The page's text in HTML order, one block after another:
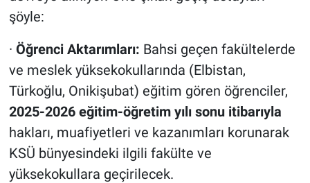
şöyle:
· Öğrenci Aktarımları: Bahsi geçen fakültelerde
ve meslek yüksekokullarında (Elbistan,
Türkoğlu, Onikişubat) eğitim gören öğrenciler,
2025-2026 eğitim-öğretim yılı sonu itibarıyla
hakları, muafiyetleri ve kazanımları korunarak
KSÜ bünyesindeki ilgili fakülte ve
yüksekokullara geçirilecek.